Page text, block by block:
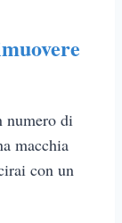
numero di
macchia
con un